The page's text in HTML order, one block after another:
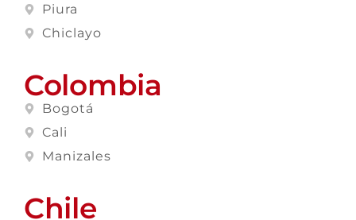
Piura
Chiclayo
Colombia
Bogotá
Cali
Manizales
Chile